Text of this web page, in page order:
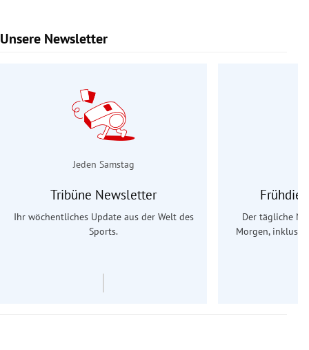
Unsere Newsletter
Slide 1 von 9
Jeden Samstag
Tribüne Newsletter
Ihr wöchentliches Update aus der Welt des
Sports.
Der tägliche
Morgen,